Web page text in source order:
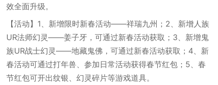
效全面升级。
【活动】1、新增限时新春活动——祥瑞九州；2、新增人族
UR法师幻灵——姜子牙，可通过新春活动获取；3、新增鬼
族UR战士幻灵——地藏鬼佛，可通过新春活动获取；4、新
春活动可通过打年兽、参加日常活动获得春节红包；5、春
节红包可开出纹银、幻灵碎片等游戏道具。